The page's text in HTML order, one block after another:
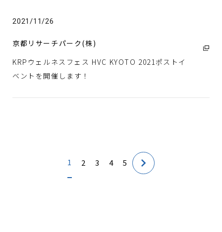
2021/11/26
京都リサーチパーク(株)
KRPウェルネスフェス HVC KYOTO 2021ポストイ
ベントを開催します！
1 2 3 4 5